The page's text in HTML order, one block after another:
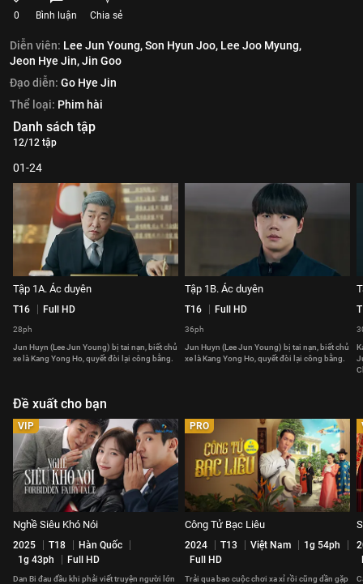
0 Bình luận Chia sẻ
Diễn viên: Lee Jun Young,Son Hyun Joo, Lee Joo Myung,
Jeon Hye Jin,Jin Goo
Đạo diễn: Go Hye Jin
Thể loại: Phim hài
Danh sách tập
12/12 tập
01-24
Tập 1A. Ác duyên
T16 Full HD
28ph
Jun Huyn (Lee Jun Young) bị tai nạn, biết chủ
xe là Kang Yong Ho, quyết đòi lại công bằng.
Tập 1B. Ác duyên
T16 Full HD
36ph
Jun Huyn (Lee Jun Young) bị tai nạn, biết chủ
xe là Kang Yong Ho, quyết đòi lại công bằng.
Đề xuất cho bạn
VIP
Nghề Siêu Khó Nói
2025 T18
Hàn Quốc
1g 43ph
Full HD
Dan Bi đau đầu khi phải viết truyện người lớn
PRO
Công Tử Bạc Liêu
2024 T13 Việt Nam
1g 54ph
Full HD
Trải qua bao cuộc chơi xa xỉ rồi cũng dần gặp